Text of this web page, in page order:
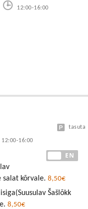
12:00-16:00
12:00-16:00
tasuta
EN
salat kõrvale. 8,50€
Šašlõkk
8,50€